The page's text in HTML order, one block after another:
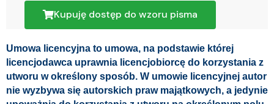
Kupuję dostęp do wzoru pisma
Umowa licencyjna to umowa, na podstawie której
licencjodawca uprawnia licencjobiorcę do korzystania z
utworu w określony sposób. W umowie licencyjnej autor
nie wyzbywa się autorskich praw majątkowych, a jedynie